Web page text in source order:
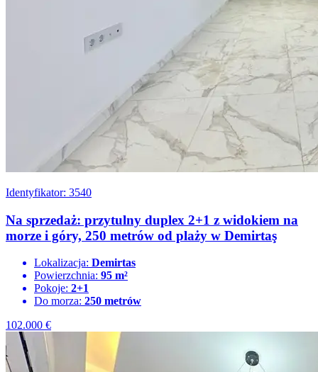
Identyfikator: 3540
Na sprzedaż: przytulny duplex 2+1 z widokiem na
morze i góry, 250 metrów od plaży w Demirtaş
Lokalizacja: Demirtas
Powierzchnia: 95 m²
Pokoje: 2+1
Do morza: 250 metrów
102.000 €